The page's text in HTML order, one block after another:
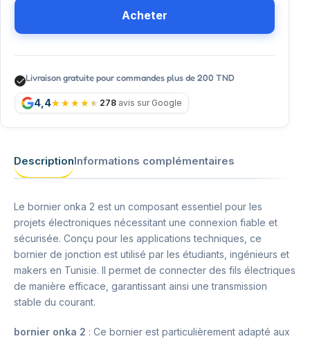
Acheter
Livraison gratuite pour commandes plus de 200 TND
4,4 278 avis sur Google
DescriptionInformations complémentaires
Le bornier onka 2 est un composant essentiel pour les
projets électroniques nécessitant une connexion fiable et
sécurisée. Conçu pour les applications techniques, ce
bornier de jonction est utilisé par les étudiants, ingénieurs et
makers en Tunisie. Il permet de connecter des fils électriques
de manière efficace, garantissant ainsi une transmission
stable du courant.
bornier onka 2 : Ce bornier est particulièrement adapté aux